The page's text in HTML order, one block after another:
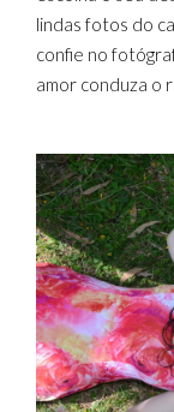
lindas fotos do
confie no
amor conduza o